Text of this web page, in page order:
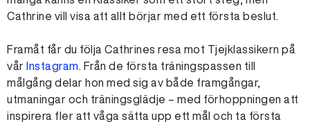
Cathrine vill visa att allt börjar med ett första beslut.
Framåt får du följa Cathrines resa mot Tjejklassikern på
vår Instagram . Från de första träningspassen till
målgång delar hon med sig av både framgångar,
utmaningar och träningsglädje – med förhoppningen att
inspirera fler att våga sätta upp ett mål och ta första